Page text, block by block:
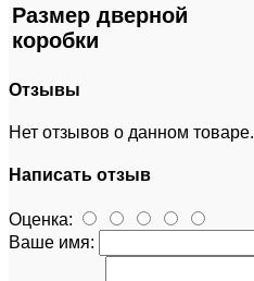
Размер дверной
коробки
Отзывы
Нет отзывов о данном товаре.
Написать отзыв
Оценка:
Ваше имя: